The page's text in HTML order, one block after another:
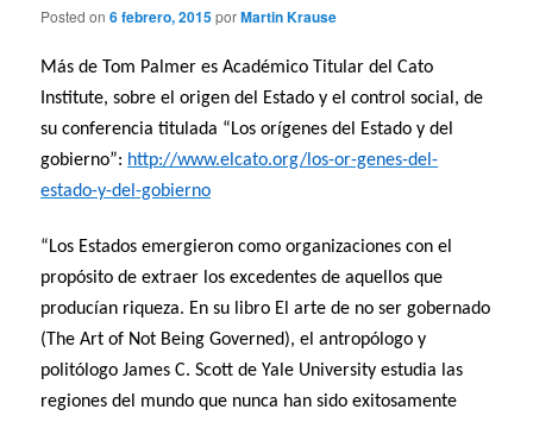
Posted on6 febrero, 2015porMartin Krause
Más de Tom Palmer es Académico Titular del Cato
Institute, sobre el origen del Estado y el control social, de
su conferencia titulada “Los orígenes del Estado y del
gobierno”: http://www.elcato.org/los-or-genes-del-
estado-y-del-gobierno
“Los Estados emergieron como organizaciones con el
propósito de extraer los excedentes de aquellos que
producían riqueza. En su libro El arte de no ser gobernado
(The Art of Not Being Governed), el antropólogo y
politólogo James C. Scott de Yale University estudia las
regiones del mundo que nunca han sido exitosamente